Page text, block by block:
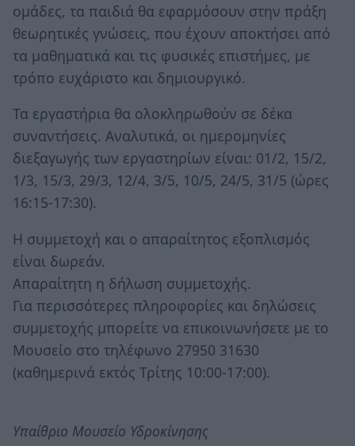
ομάδες, τα παιδιά θα εφαρμόσουν στην πράξη
θεωρητικές γνώσεις, που έχουν αποκτήσει από
τα μαθηματικά και τις φυσικές επιστήμες, με
τρόπο ευχάριστο και δημιουργικό.
Τα εργαστήρια θα ολοκληρωθούν σε δέκα
συναντήσεις. Αναλυτικά, οι ημερομηνίες
διεξαγωγής των εργαστηρίων είναι: 01/2, 15/2,
1/3, 15/3, 29/3, 12/4, 3/5, 10/5, 24/5, 31/5 (ώρες
16:15-17:30).
Η συμμετοχή και ο απαραίτητος εξοπλισμός
είναι δωρεάν.
Απαραίτητη η δήλωση συμμετοχής.
Για περισσότερες πληροφορίες και δηλώσεις
συμμετοχής μπορείτε να επικοινωνήσετε με το
Μουσείο στο τηλέφωνο 27950 31630
(καθημερινά εκτός Τρίτης 10:00-17:00).
Υπαίθριο Μουσείο Υδροκίνησης